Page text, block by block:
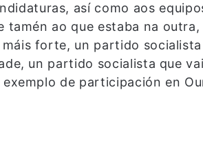
así como aos
tamén ao que estaba na
forte, un partido socialista
un partido socialista que
de participación en